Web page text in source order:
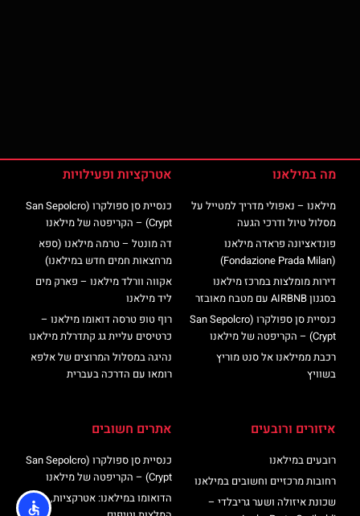
מה במילאנו
מילאנו – נאפולי מדריך למטייל על
מסלול טיול ודרכי הגעה
פונדאציונה פראדה מילאנו
(Fondazione Prada Milan)
דירות מומלצות במרכז מילאנו
בסגנון AIRBNB עם מטבח מאובזר
כנסיית סן ספולקרו (San Sepolcro
Crypt) – הקריפטה של מילאנו
רכבת ממילאנו אל סנט מוריץ
בשוויץ
אטרקציות ופעילויות
כנסיית סן ספולקרו (San Sepolcro
Crypt) – הקריפטה של מילאנו
דה מונטל – טרמה מילאנו (ספא
מרחצאות חמים חדש במילאנו)
אקווה וורלד מילאנו – פארק מים
ליד מילאנו
רוף טופ טרסה דואומו מילאנו –
כרטיסים עליית גג קתדרלת מילאנו
נהיגה במסלול המרוצים של אלפא
רומאו עם הדרכה בעברית
איזורים ורובעים
רובעים במילאנו
רחובות מרכזיים וחשובים במילאנו
שכונת איזולה ושער גריבלדי –
אתרים חשובים
כנסיית סן ספולקרו (San Sepolcro
Crypt) – הקריפטה של מילאנו
הדואומו במילאנו: אטרקציות,